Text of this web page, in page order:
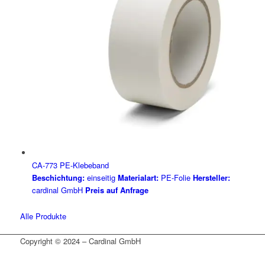
CA-773 PE-Klebeband
Beschichtung:einseitig Materialart:PE-Folie Hersteller:
cardinal GmbH Preis auf Anfrage
Alle Produkte
Copyright © 2024 – Cardinal GmbH